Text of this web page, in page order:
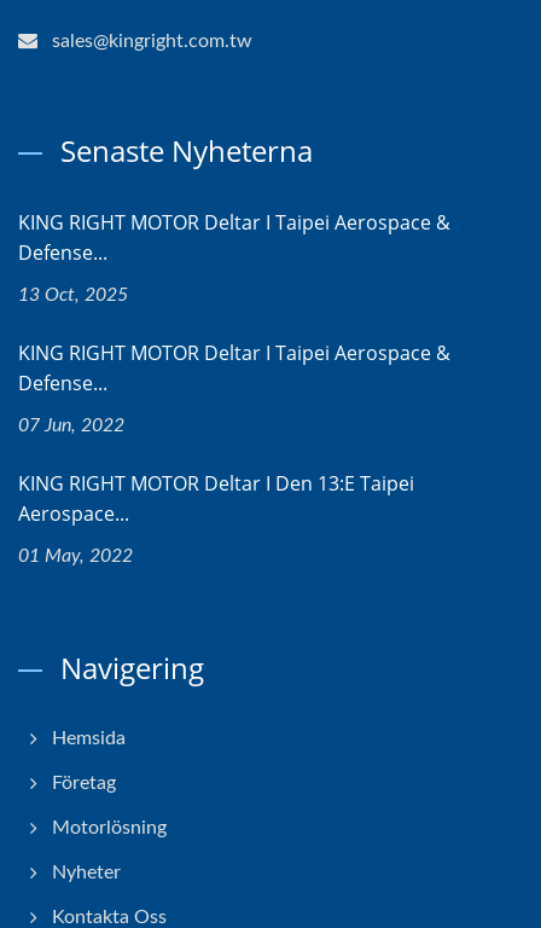
sales@kingright.com.tw
Senaste Nyheterna
KING RIGHT MOTOR Deltar I Taipei Aerospace &
Defense...
13 Oct, 2025
KING RIGHT MOTOR Deltar I Taipei Aerospace &
Defense...
07 Jun, 2022
KING RIGHT MOTOR Deltar I Den 13:e Taipei
Aerospace...
01 May, 2022
Navigering
Hemsida
Företag
Motorlösning
Nyheter
Kontakta Oss